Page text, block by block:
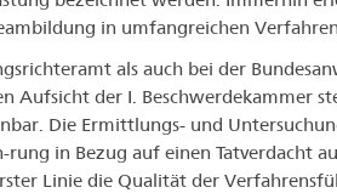
in umfangreichen
als auch bei der
Aufsicht der I. Beschwerdekammer
Die Ermittlungs- und
in Bezug auf einen Tatverdacht
Linie die Qualität der